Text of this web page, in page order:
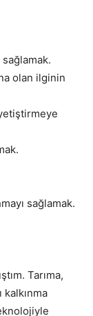
olan ilginin
sağlamak.
Tarıma,